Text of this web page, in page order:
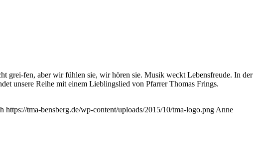
grei-fen, aber wir fühlen sie, wir hören sie. Musik weckt Lebensfreude. In der
unsere Reihe mit einem Lieblingslied von Pfarrer Thomas Frings.
https://tma-bensberg.de/wp-content/uploads/2015/10/tma-logo.png Anne